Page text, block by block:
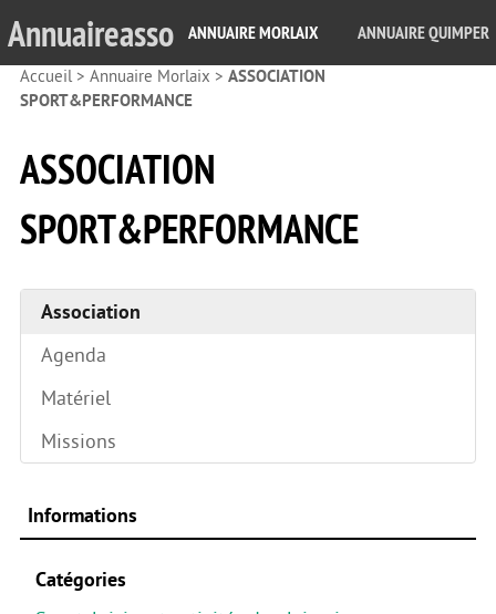
Annuaireasso ANNUAIRE MORLAIX ANNUAIRE QUIMPER
Accueil> Annuaire Morlaix > ASSOCIATION
SPORT&PERFORMANCE
ASSOCIATION
SPORT&PERFORMANCE
Association
Agenda
Matériel
Missions
Informations
Catégories